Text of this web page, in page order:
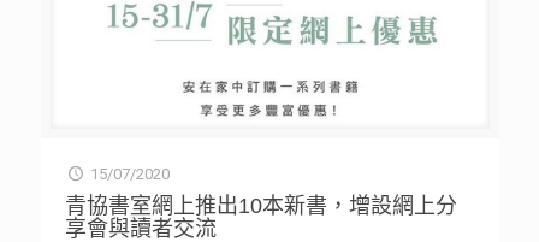
15/07/2020
青協書室網上推出10本新書，增設網上分
享會與讀者交流